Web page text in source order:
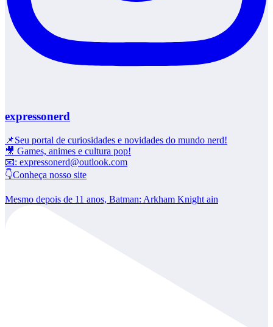
expressonerd
📌Seu portal de curiosidades e novidades do mundo nerd!
🎥 Games, animes e cultura pop!
📧: expressonerd@outlook.com
👇Conheça nosso site
Mesmo depois de 11 anos, Batman: Arkham Knight ain